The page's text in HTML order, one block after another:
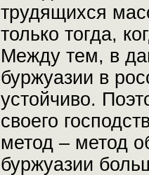
трудящихся
только тогда,
Между тем, в
буржуазии в
устойчиво.
своего
метод – метод
буржуазии